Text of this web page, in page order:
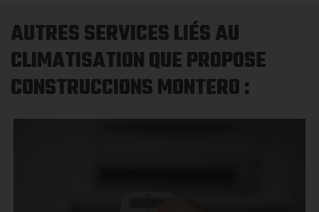
AUTRES SERVICES LIÉS AU
CLIMATISATION QUE PROPOSE
CONSTRUCCIONS MONTERO :